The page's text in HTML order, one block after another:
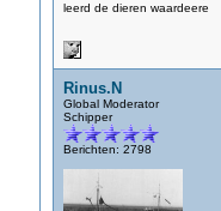
leerd de dieren waardeere
Rinus.N
Global Moderator
Schipper
Berichten: 2798